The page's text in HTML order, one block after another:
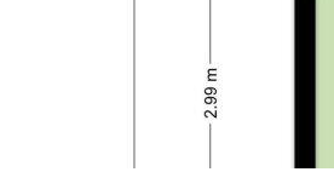
onderwijsinstellingen en
- Volledig geïsoleerd: vloer-,